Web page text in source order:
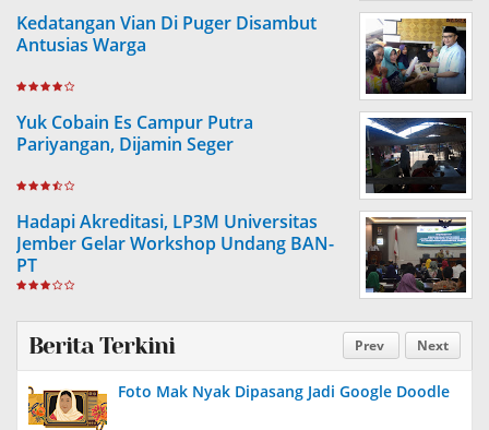
Kedatangan Vian Di Puger Disambut
Antusias Warga
Yuk Cobain Es Campur Putra
Pariyangan, Dijamin Seger
Hadapi Akreditasi, LP3M Universitas
Jember Gelar Workshop Undang BAN-
PT
Prev Next
Berita Terkini
Foto Mak Nyak Dipasang Jadi Google Doodle